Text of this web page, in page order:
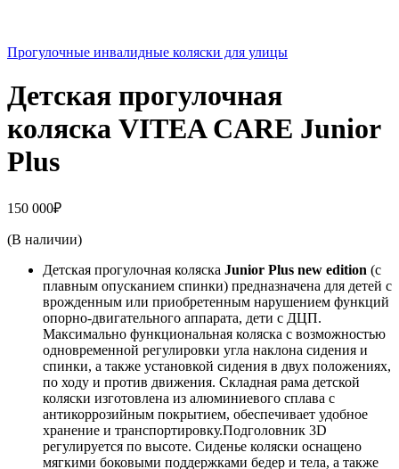
Прогулочные инвалидные коляски для улицы
Детская прогулочная
коляска VITEA CARE Junior
Plus
150 000₽
(В наличии)
Детская прогулочная коляска Junior Plus new edition (с
плавным опусканием спинки) предназначена для детей с
врожденным или приобретенным нарушением функций
опорно-двигательного аппарата, дети с ДЦП.
Максимально функциональная коляска с возможностью
одновременной регулировки угла наклона сидения и
спинки, а также установкой сидения в двух положениях,
по ходу и против движения. Складная рама детской
коляски изготовлена из алюминиевого сплава с
антикоррозийным покрытием, обеспечивает удобное
хранение и транспортировку.Подголовник 3D
регулируется по высоте. Сиденье коляски оснащено
мягкими боковыми поддержками бедер и тела, а также